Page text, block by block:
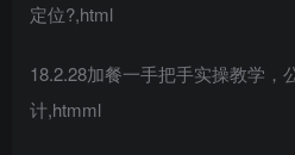
定位?,html
18.2.28加餐一手把手实操教学，
计,htmml